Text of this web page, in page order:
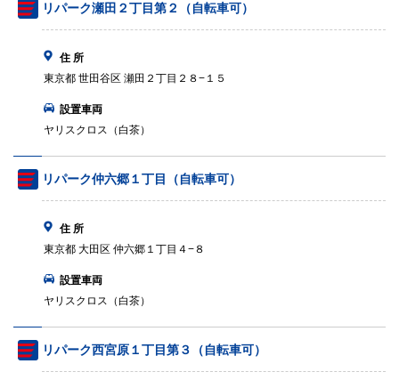
リパーク瀬田２丁目第２（自転車可）
住 所
東京都 世田谷区 瀬田２丁目２８−１５
設置車両
ヤリスクロス（白茶）
リパーク仲六郷１丁目（自転車可）
住 所
東京都 大田区 仲六郷１丁目４−８
設置車両
ヤリスクロス（白茶）
リパーク西宮原１丁目第３（自転車可）